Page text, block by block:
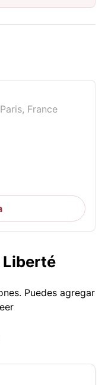
France
Liberté
Puedes agregar